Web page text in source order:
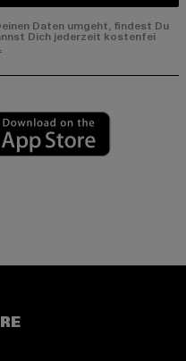
Daten umgeht, findest Du
Dich jederzeit kostenfei